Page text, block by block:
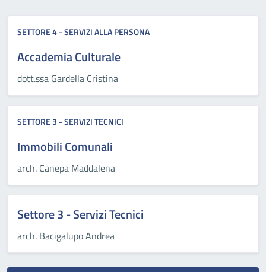
SETTORE 4 - SERVIZI ALLA PERSONA
Accademia Culturale
dott.ssa Gardella Cristina
SETTORE 3 - SERVIZI TECNICI
Immobili Comunali
arch. Canepa Maddalena
Settore 3 - Servizi Tecnici
arch. Bacigalupo Andrea